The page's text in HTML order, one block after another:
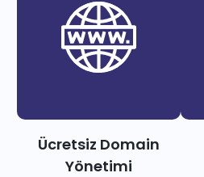
Ücretsiz Domain
Yönetimi